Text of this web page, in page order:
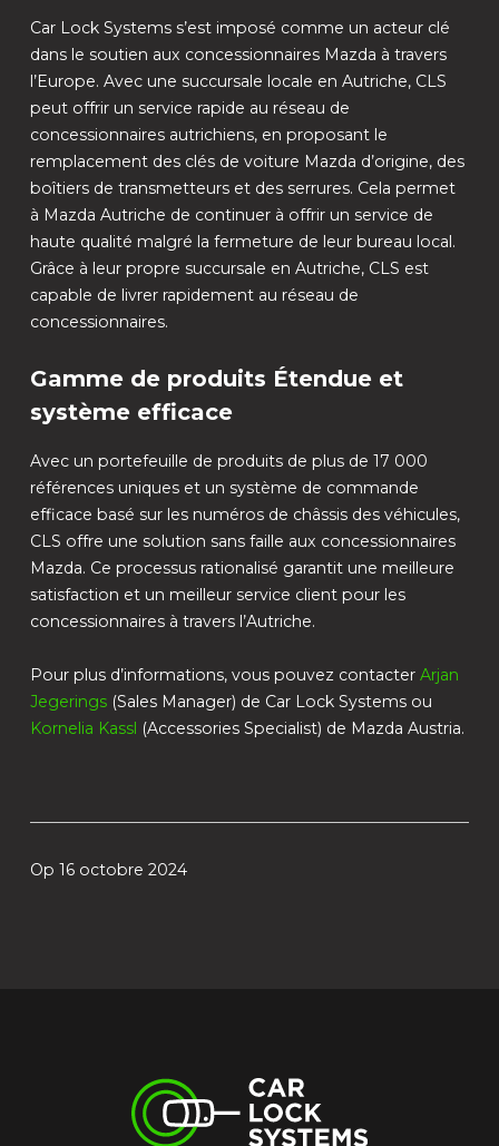
Car Lock Systems s’est imposé comme un acteur clé
dans le soutien aux concessionnaires Mazda à travers
l’Europe. Avec une succursale locale en Autriche, CLS
peut offrir un service rapide au réseau de
concessionnaires autrichiens, en proposant le
remplacement des clés de voiture Mazda d’origine, des
boîtiers de transmetteurs et des serrures. Cela permet
à Mazda Autriche de continuer à offrir un service de
haute qualité malgré la fermeture de leur bureau local.
Grâce à leur propre succursale en Autriche, CLS est
capable de livrer rapidement au réseau de
concessionnaires.
Gamme de produits Étendue et
système efficace
Avec un portefeuille de produits de plus de 17 000
références uniques et un système de commande
efficace basé sur les numéros de châssis des véhicules,
CLS offre une solution sans faille aux concessionnaires
Mazda. Ce processus rationalisé garantit une meilleure
satisfaction et un meilleur service client pour les
concessionnaires à travers l’Autriche.
Pour plus d’informations, vous pouvez contacterArjan
Jegerings (Sales Manager) de Car Lock Systems ou
Kornelia Kassl (Accessories Specialist) de Mazda Austria.
Op 16 octobre 2024